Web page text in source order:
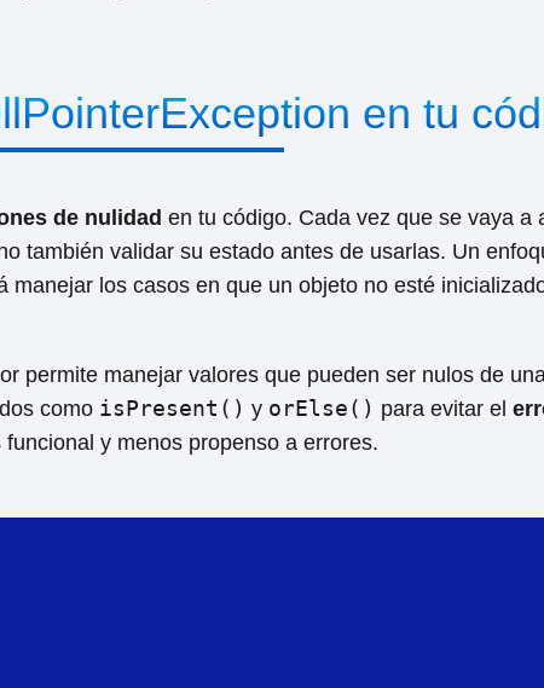
en tu
de nulidad en tu código. Cada vez que se vaya a
también validar su estado antes de usarlas. Un
manejar los casos en que un objeto no esté
permite manejar valores que pueden ser nulos de
como isPresent() y orElse() para evitar el
y menos propenso a errores.